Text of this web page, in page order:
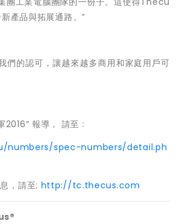
產品與拓展通路。”
們的認可，讓越來越多商用和家庭用戶可
2016” 報導， 請至 :
numbers/spec-numbers/detail.ph
，請至: http://tc.thecus.com